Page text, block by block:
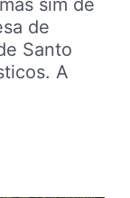
de
Santo
A